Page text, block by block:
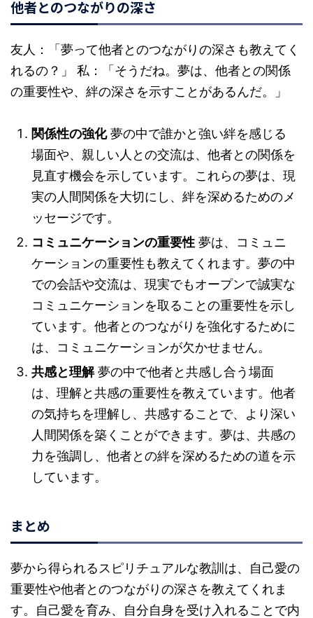
他者とのつながりの深さ
友人：「夢って他者とのつながりの深さも教えてく
れるの？」 私：「そうだね。夢は、他者との関係
の重要性や、絆の深さを示すことがあるんだ。」
関係性の強化夢の中で誰かと強い絆を感じる
場面や、親しい人との交流は、他者との関係を
見直す機会を示しています。これらの夢は、現
実の人間関係を大切にし、絆を深めるためのメ
ッセージです。
コミュニケーションの重要性 夢は、コミュニ
ケーションの重要性も教えてくれます。夢の中
での会話や交流は、現実でもオープンで誠実な
コミュニケーションを取ることの重要性を示し
ています。他者とのつながりを強化するために
は、コミュニケーションが欠かせません。
共感と理解夢の中で他者と共感し合う場面
は、理解と共感の重要性を教えています。他者
の気持ちを理解し、共感することで、より深い
人間関係を築くことができます。夢は、共感の
力を強調し、他者との絆を深めるための道を示
しています。
まとめ
夢から得られるスピリチュアルな教訓は、自己愛の
重要性や他者とのつながりの深さを教えてくれま
す。自己愛を育み、自分自身を受け入れることで内